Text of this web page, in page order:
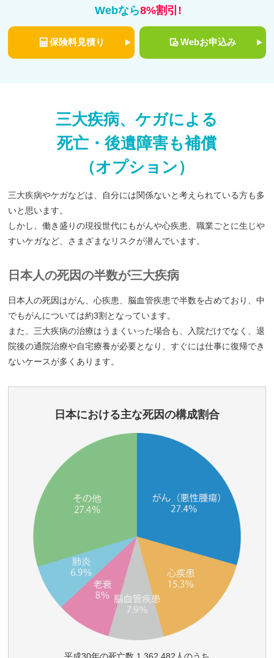
Webなら8%割引!
保険料見積り Webお申込み
三大疾病、ケガによる
死亡・後遺障害も補償
（オプション）
三大疾病やケガなどは、自分には関係ないと考えられている方も多
いと思います。
しかし、働き盛りの現役世代にもがんや心疾患、職業ごとに生じや
すいケガなど、さまざまなリスクが潜んでいます。
日本人の死因の半数が三大疾病
日本人の死因はがん、心疾患、脳血管疾患で半数を占めており、中
でもがんについては約3割となっています。
また、三大疾病の治療はうまくいった場合も、入院だけでなく、退
院後の通院治療や自宅療養が必要となり、すぐには仕事に復帰でき
ないケースが多くあります。
日本における主な死因の構成割合